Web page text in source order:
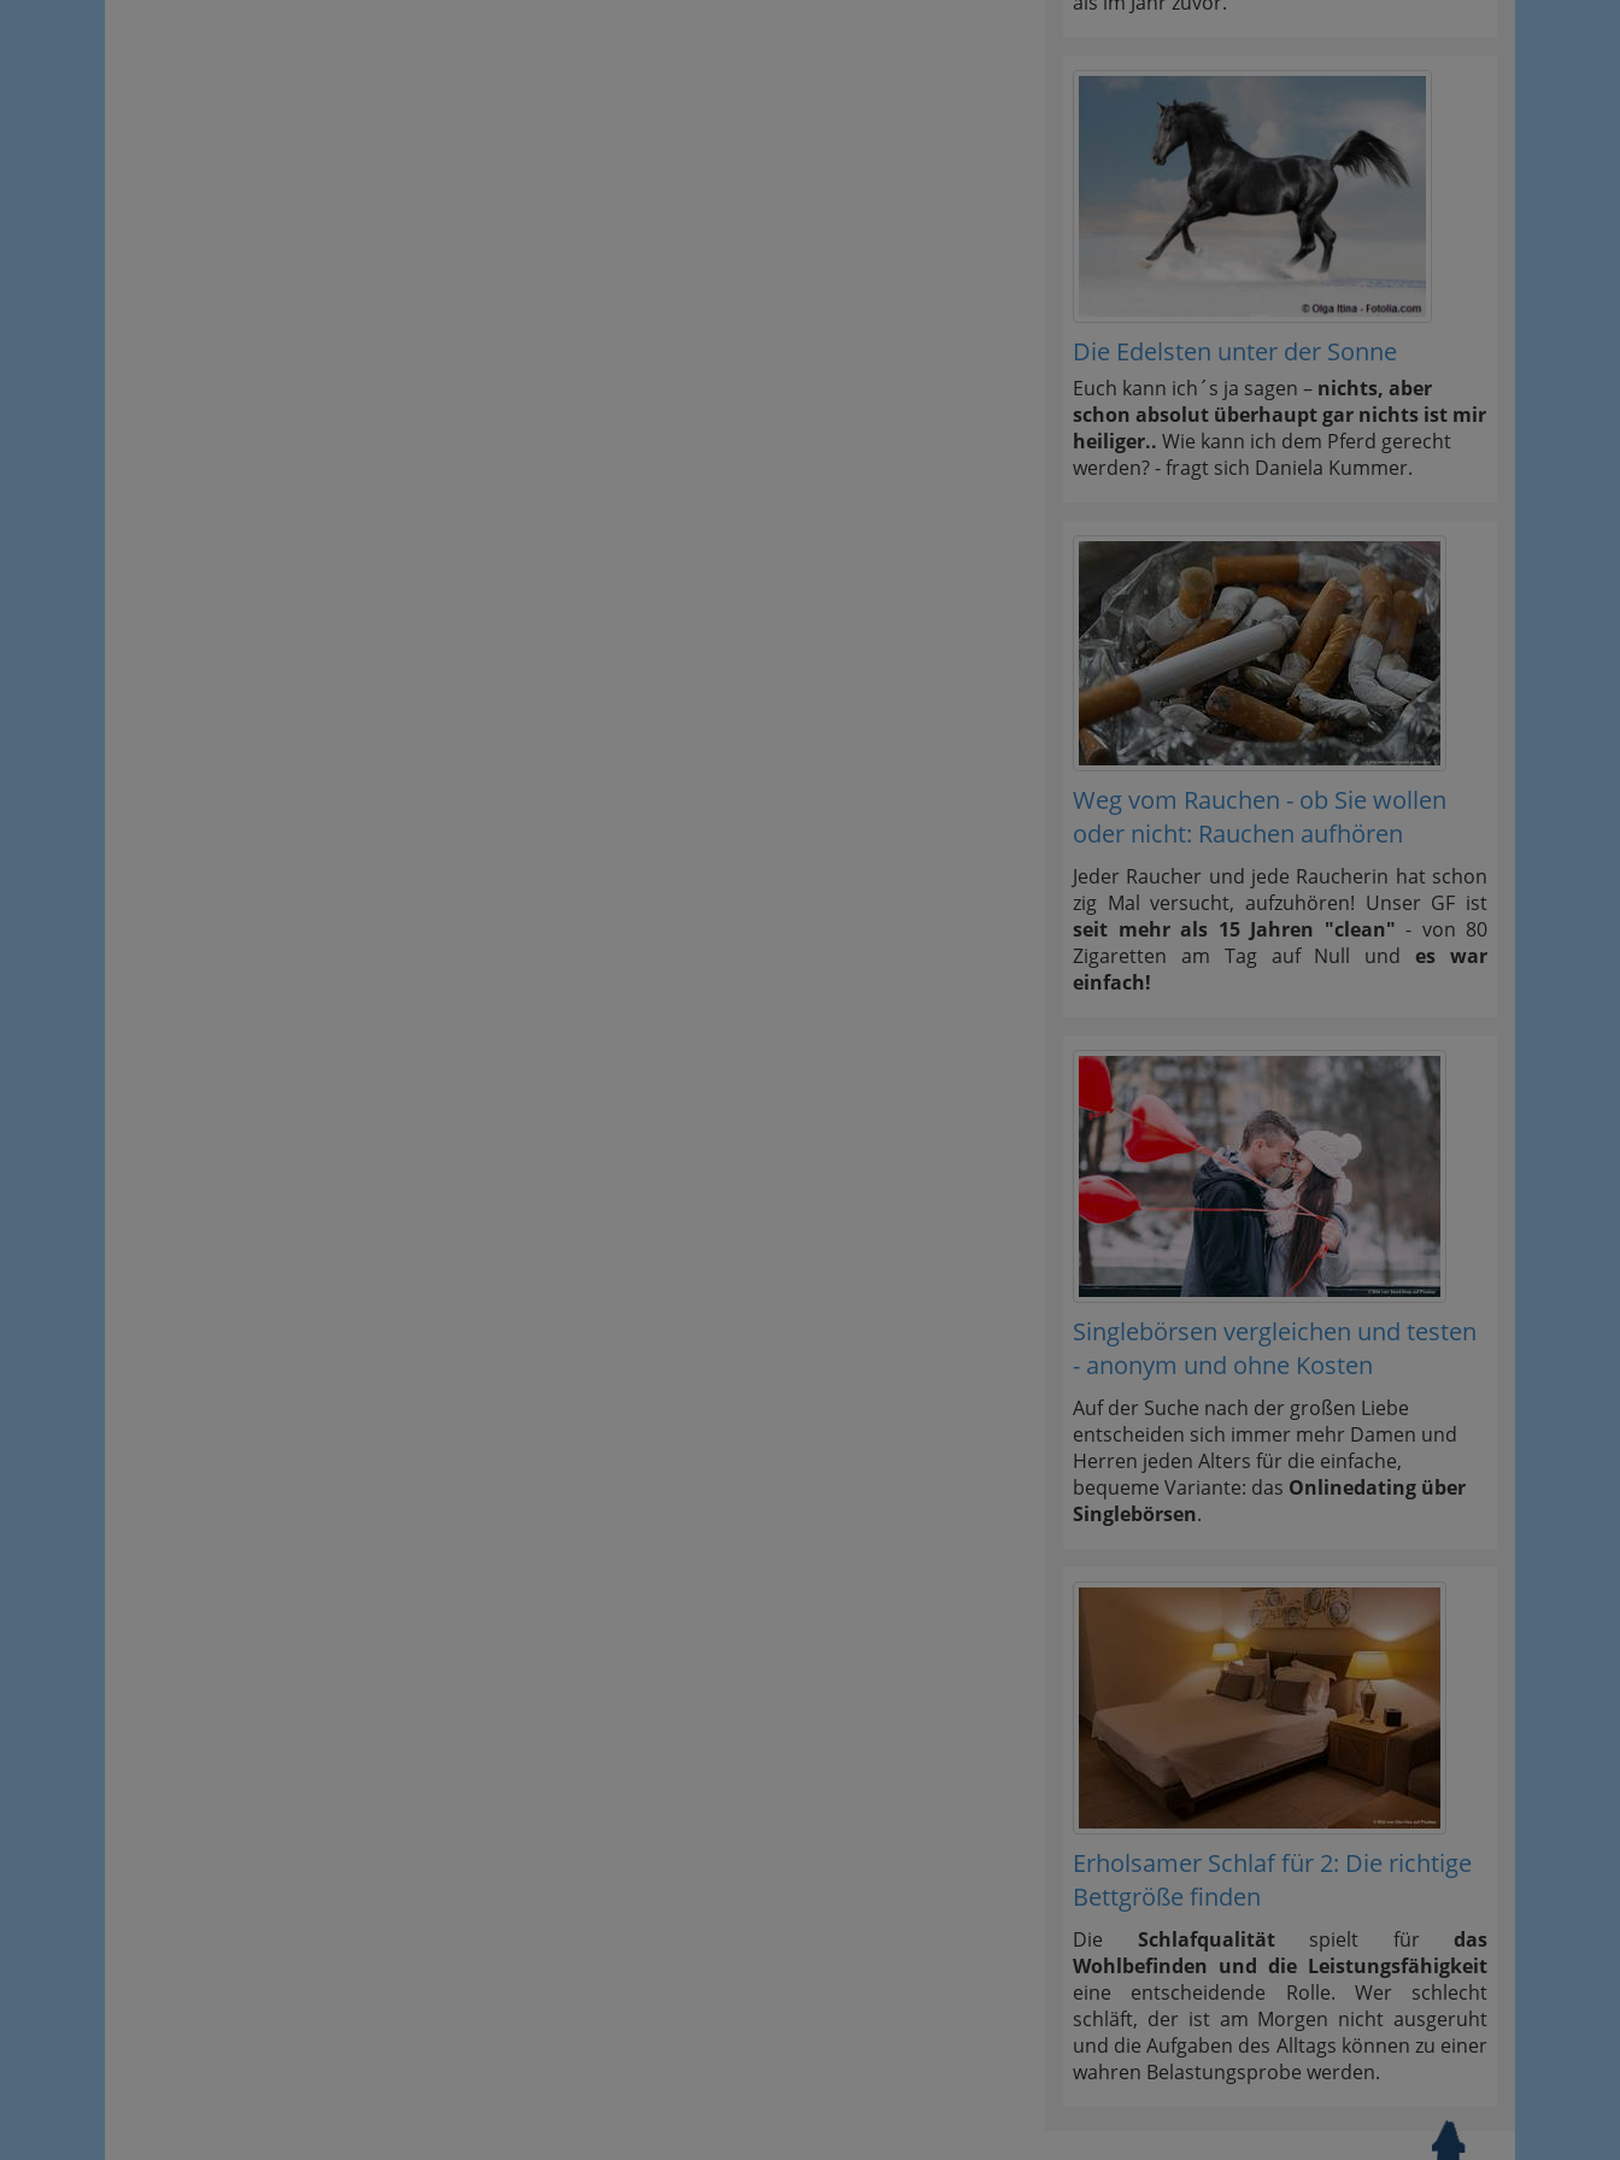
Die Edelsten unter der Sonne
Euch kann ich´s ja sagen – nichts, aber
schon absolut überhaupt gar nichts ist mir
heiliger.. Wie kann ich dem Pferd gerecht
werden? - fragt sich Daniela Kummer.
Weg vom Rauchen - ob Sie wollen
oder nicht: Rauchen aufhören
Jeder Raucher und jede Raucherin hat schon
zig Mal versucht, aufzuhören! Unser GF ist
seit mehr als 15 Jahren "clean" - von 80
Zigaretten am Tag auf Null undes war
einfach!
Singlebörsen vergleichen und testen
- anonym und ohne Kosten
Auf der Suche nach der großen Liebe
entscheiden sich immer mehr Damen und
Herren jeden Alters für die einfache,
bequeme Variante: das Onlinedating über
Singlebörsen.
Erholsamer Schlaf für 2: Die richtige
Bettgröße finden
Die Schlafqualitätspielt für das
Wohlbefinden und die Leistungsfähigkeit
eine entscheidende Rolle. Wer schlecht
schläft, der ist am Morgen nicht ausgeruht
und die Aufgaben des Alltags können zu einer
wahren Belastungsprobe werden.